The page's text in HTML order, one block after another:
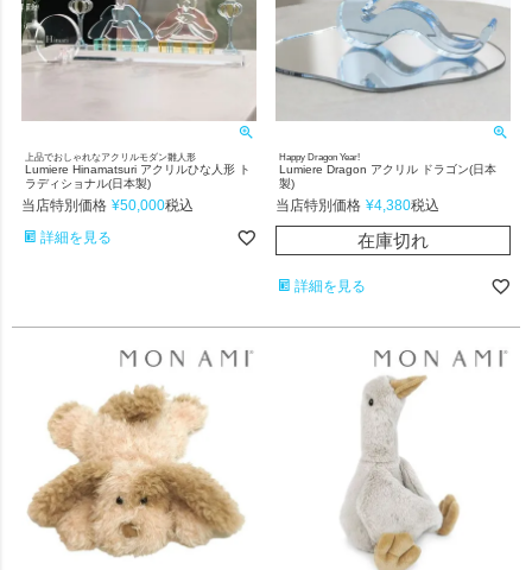
上品でおしゃれなアクリルモダン雛人形
Lumiere Hinamatsuri アクリルひな人形 ト
ラディショナル(日本製)
当店特別価格 ¥50,000税込
詳細を見る
Happy Dragon Year!
Lumiere Dragon アクリル ドラゴン(日本
製)
当店特別価格 ¥4,380税込
在庫切れ
詳細を見る